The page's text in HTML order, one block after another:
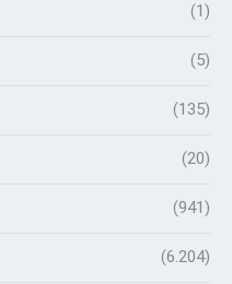
(1)
(5)
(135)
(20)
(941)
(6.204)